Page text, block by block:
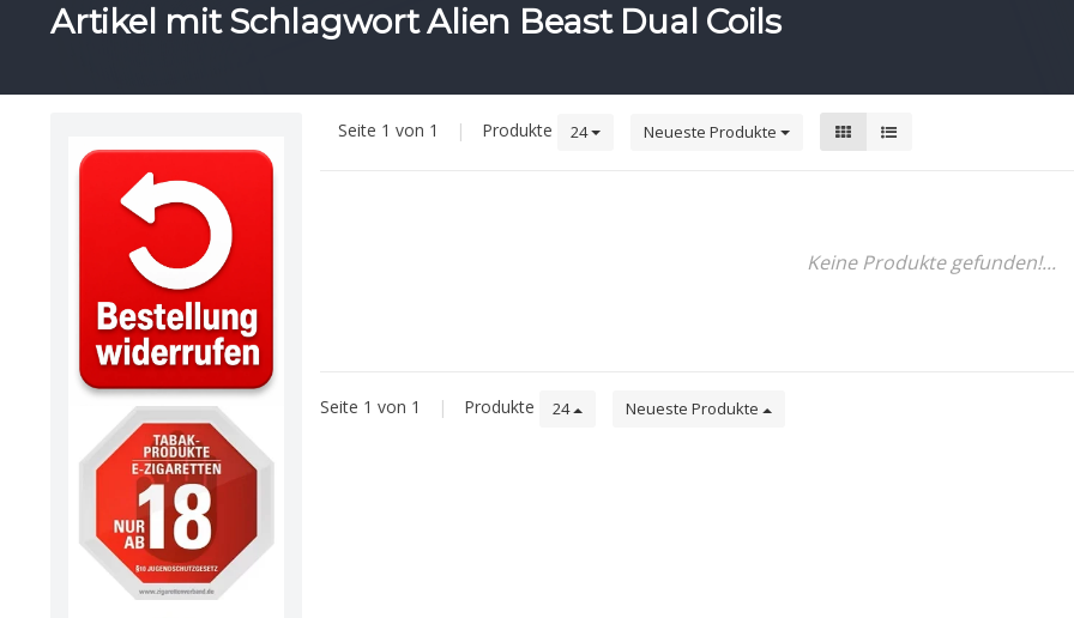
Artikel mit Schlagwort Alien Beast Dual Coils
Seite 1 von 1 | Produkte 24 Neueste Produkte
Keine Produkte gefunden!...
Seite 1 von 1 | Produkte 24 Neueste Produkte